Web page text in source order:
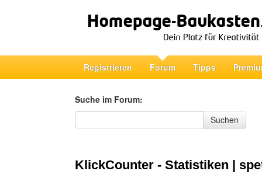
Registrieren Forum Tipps
Suche im Forum:
Suche im Forum
Suchen
KlickCounter - Statistiken |